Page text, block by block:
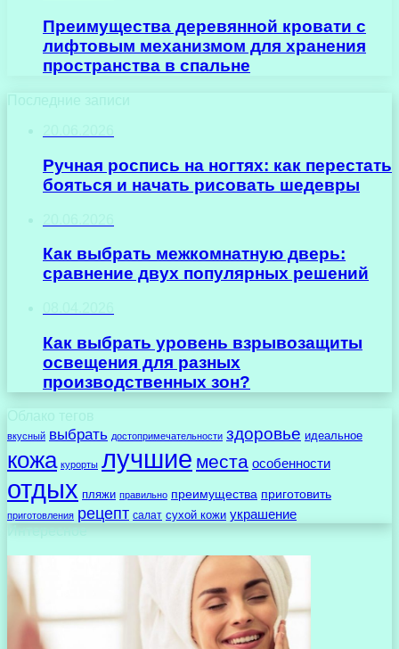
Преимущества деревянной кровати с
лифтовым механизмом для хранения
пространства в спальне
Последние записи
Ручная роспись на ногтях: как перестать
бояться и начать рисовать шедевры
Как выбрать межкомнатную дверь:
сравнение двух популярных решений
Как выбрать уровень взрывозащиты
освещения для разных
производственных зон?
Облако тегов
вкусный выбрать достопримечательности здоровье идеальное
кожа курорты лучшие места особенности
отдых пляжи правильно преимущества приготовить
приготовления рецепт салат сухой кожи украшение